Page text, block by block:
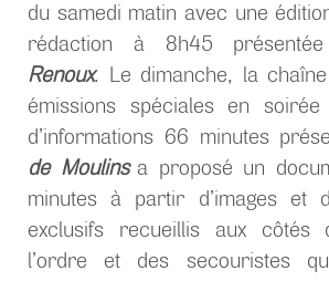
du samedi matin avec une
rédaction à 8h45
Renoux. Le dimanche, la
émissions spéciales en
d’informations 66 minutes
de Moulinsa proposé un
minutes à partir d’images et
exclusifs recueillis aux côtés
l’ordre et des secouristes